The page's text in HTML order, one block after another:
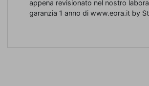
appena revisionato nel nostro
garanzia 1 anno di www.eora.it by